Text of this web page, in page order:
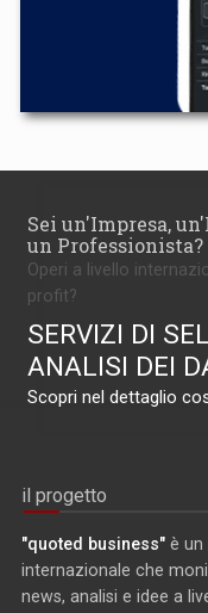
Sei un'Impresa,
un Professionista?
Operi a livello
profit?
SERVIZI DI
ANALISI DEI
Scopri nel dettaglio
il progetto
"quoted business" è un
internazionale che
news, analisi e idee a